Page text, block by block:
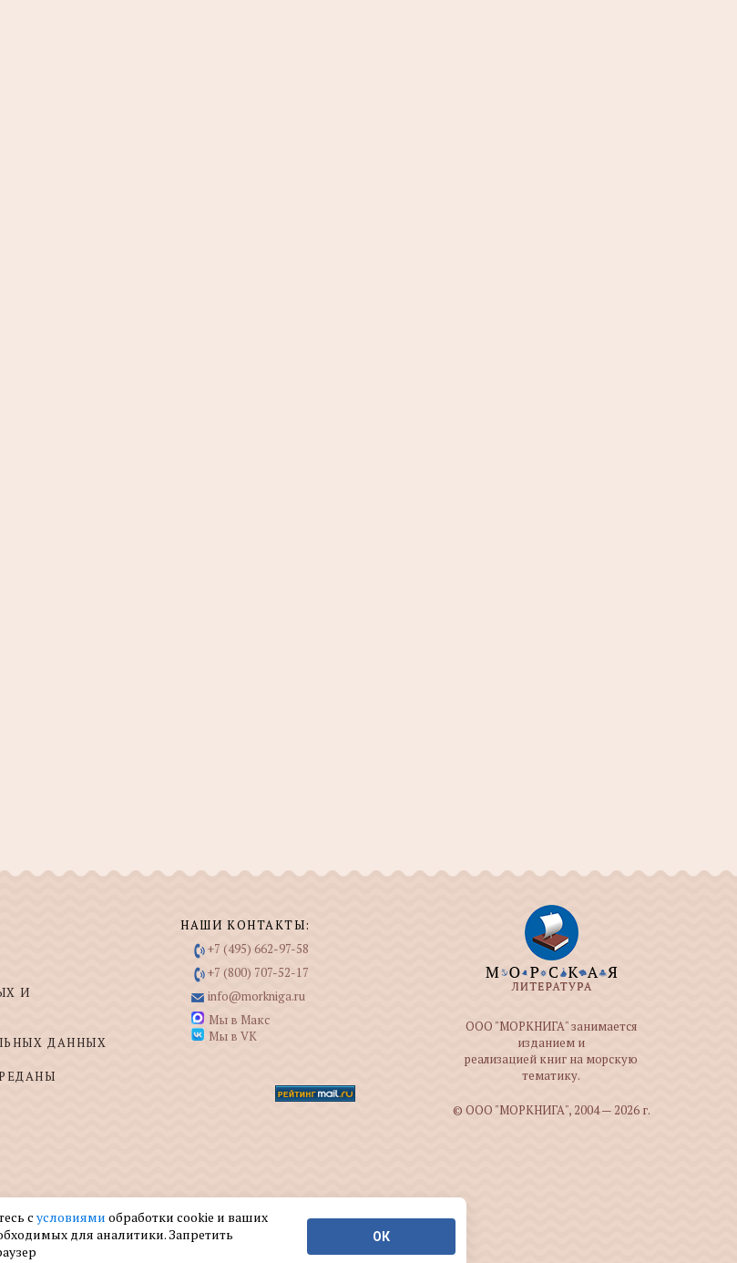
И
ДАННЫХ
НАШИ КОНТАКТЫ:
+7 (495) 662-97-58
+7 (800) 707-52-17
info@morkniga.ru
Мы в Макс
Мы в VK
ООО "МОРКНИГА" занимается
изданием и
реализацией книг на морскую
тематику.
© ООО "МОРКНИГА", 2004 — 2026 г.
с условиями обработки cookie и ваших
для аналитики. Запретить
ОК